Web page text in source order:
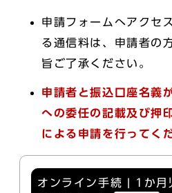
申請フォームへアクセ
る通信料は、申請者の
旨ご了承ください。
申請者と振込口座名義
への委任の記載及び押
による申請を行ってく
オンライン手続 | 1か月